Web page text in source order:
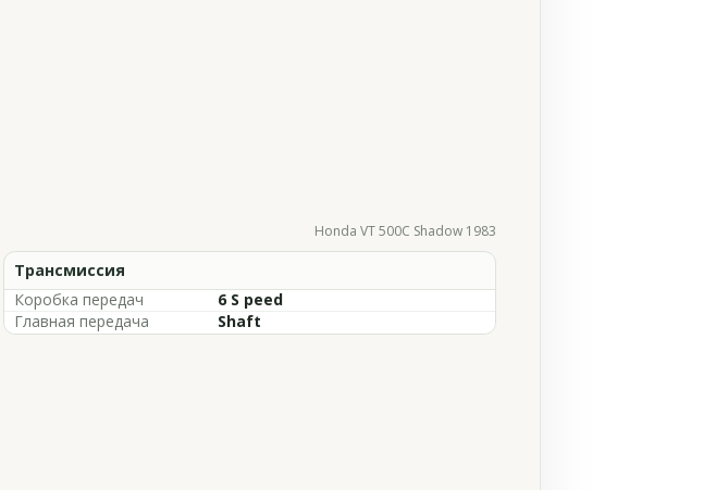
Honda VT 500C Shadow 1983
Трансмиссия
Коробка передач
6 S peed
Главная передача
Shaft